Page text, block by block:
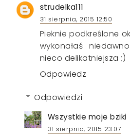
strudelka111
31 sierpnia, 2015 12:50
Pieknie podkreślone
wykonałaś
nieco delikatniejsza ;)
Odpowiedz
Odpowiedzi
Wszystkie moje bziki
31 sierpnia, 2015 23:07